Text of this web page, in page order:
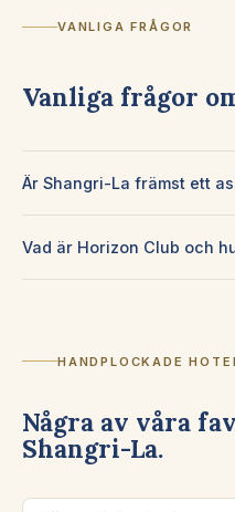
VANLIGA FRÅGOR
Vanliga frågor
Är Shangri-La främst ett
Vad är Horizon Club och
HANDPLOCKADE
Några av våra
Shangri-La.